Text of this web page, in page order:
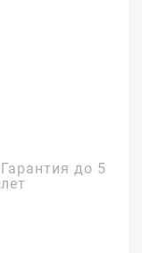
Гарантия до 5
лет